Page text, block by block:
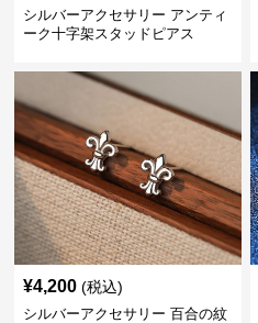
シルバーアクセサリー アンティ
ーク十字架スタッドピアス
¥4,200 (税込)
シルバーアクセサリー 百合の紋